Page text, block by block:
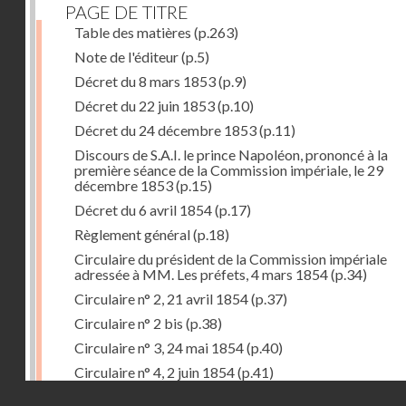
PAGE DE TITRE
Table des matières (p.263)
Note de l'éditeur(p.5)
Décret du 8 mars 1853(p.9)
Décret du 22 juin 1853(p.10)
Décret du 24 décembre 1853(p.11)
Discours de S.A.I. le prince Napoléon, prononcé à la
première séance de la Commission impériale, le 29
décembre 1853(p.15)
Décret du 6 avril 1854(p.17)
Règlement général(p.18)
Circulaire du président de la Commission impériale
adressée à MM. Les préfets, 4 mars 1854(p.34)
Circulaire n° 2, 21 avril 1854(p.37)
Circulaire n° 2 bis (p.38)
Circulaire n° 3, 24 mai 1854(p.40)
Circulaire n° 4, 2 juin 1854(p.41)